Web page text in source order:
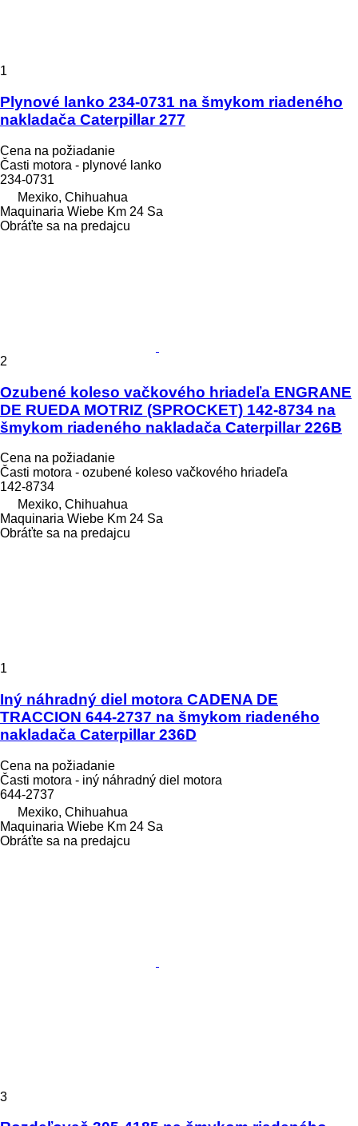
1
Plynové lanko 234-0731 na šmykom riadeného
nakladača Caterpillar 277
Cena na požiadanie
Časti motora - plynové lanko
234-0731
Mexiko, Chihuahua
Maquinaria Wiebe Km 24 Sa
Obráťte sa na predajcu
2
Ozubené koleso vačkového hriadeľa ENGRANE
DE RUEDA MOTRIZ (SPROCKET) 142-8734 na
šmykom riadeného nakladača Caterpillar 226B
Cena na požiadanie
Časti motora - ozubené koleso vačkového hriadeľa
142-8734
Mexiko, Chihuahua
Maquinaria Wiebe Km 24 Sa
Obráťte sa na predajcu
1
Iný náhradný diel motora CADENA DE
TRACCION 644-2737 na šmykom riadeného
nakladača Caterpillar 236D
Cena na požiadanie
Časti motora - iný náhradný diel motora
644-2737
Mexiko, Chihuahua
Maquinaria Wiebe Km 24 Sa
Obráťte sa na predajcu
3